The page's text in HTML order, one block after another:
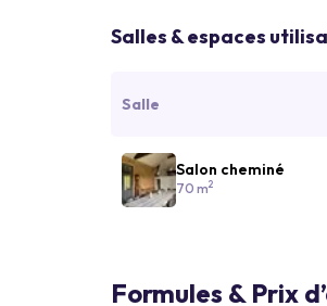
Salles & espaces
Salle
Salon cheminé
70 m2
Formules & Prix